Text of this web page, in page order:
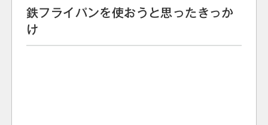
鉄フライパンを使おうと思ったきっか
け